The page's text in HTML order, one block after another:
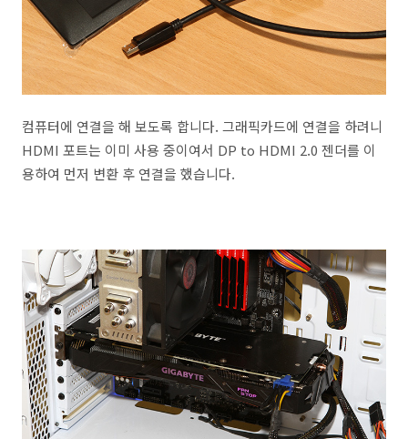
컴퓨터에 연결을 해 보도록 합니다. 그래픽카드에 연결을 하려니
HDMI 포트는 이미 사용 중이여서 DP to HDMI 2.0 젠더를 이
용하여 먼저 변환 후 연결을 했습니다.